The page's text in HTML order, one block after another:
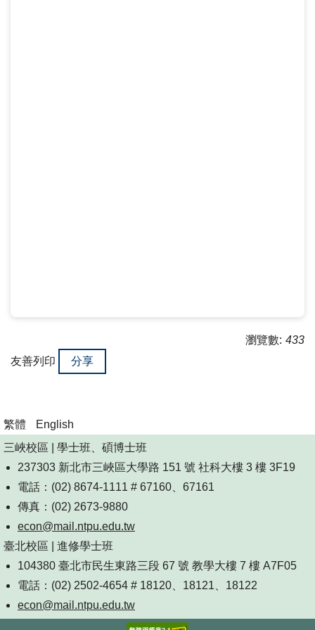
瀏覽數: 433
友善列印
分享
繁體
English
三峽校區 | 學士班、碩博士班
237303 新北市三峽區大學路 151 號 社科大樓 3 樓 3F19
電話：(02) 8674-1111 # 67160、67161
傳真：(02) 2673-9880
econ@mail.ntpu.edu.tw
臺北校區 | 進修學士班
104380 臺北市民生東路三段 67 號 教學大樓 7 樓 A7F05
電話：(02) 2502-4654 # 18120、18121、18122
econ@mail.ntpu.edu.tw